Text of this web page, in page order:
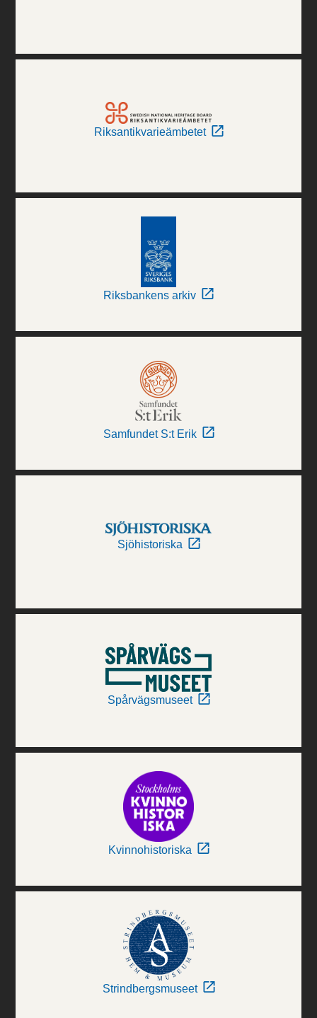
Riksantikvarieämbetet
Riksbankens arkiv
Samfundet S:t Erik
Sjöhistoriska
Spårvägsmuseet
Kvinnohistoriska
Strindbergsmuseet